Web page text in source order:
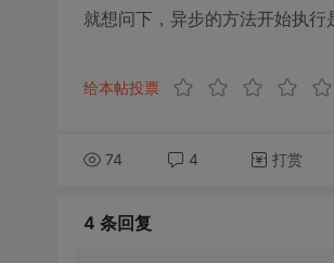
就想问下，异步的方法开始执
给本帖投票
74 4 打赏
4 条回复